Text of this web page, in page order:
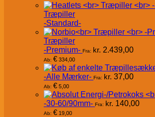
Træpiller
-Standard-
Træpiller
-Premium- Fra: kr. 2.439,00
Ab: € 334,00
-Alle Mærker- Fra: kr. 37,00
Ab: € 5,00
-30-60/90mm- Fra: kr. 140,00
Ab: € 19,00